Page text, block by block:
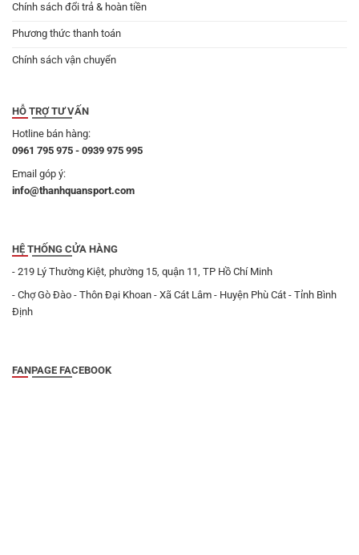
Chính sách đổi trả & hoàn tiền
Phương thức thanh toán
Chính sách vận chuyển
HỖ TRỢ TƯ VẤN
Hotline bán hàng:
0961 795 975 - 0939 975 995
Email góp ý:
info@thanhquansport.com
HỆ THỐNG CỬA HÀNG
- 219 Lý Thường Kiệt, phường 15, quận 11, TP Hồ Chí Minh
- Chợ Gò Đào - Thôn Đại Khoan - Xã Cát Lâm - Huyện Phù Cát - Tỉnh Bình
Định
FANPAGE FACEBOOK